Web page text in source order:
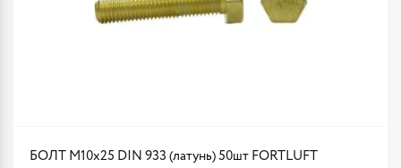
БОЛТ М10х25 DIN 933 (латунь) 50шт FORTLUFT